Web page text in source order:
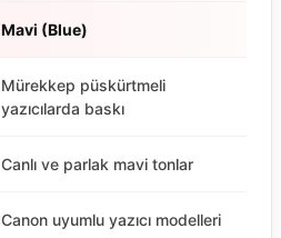
Mavi (Blue)
Mürekkep püskürtmeli
yazıcılarda baskı
Canlı ve parlak mavi tonlar
Canon uyumlu yazıcı modelleri